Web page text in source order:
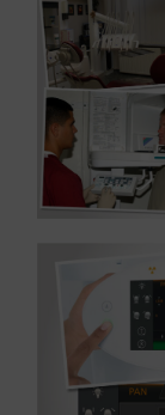
Referenz:
Medizin
Referenz:
MEHR